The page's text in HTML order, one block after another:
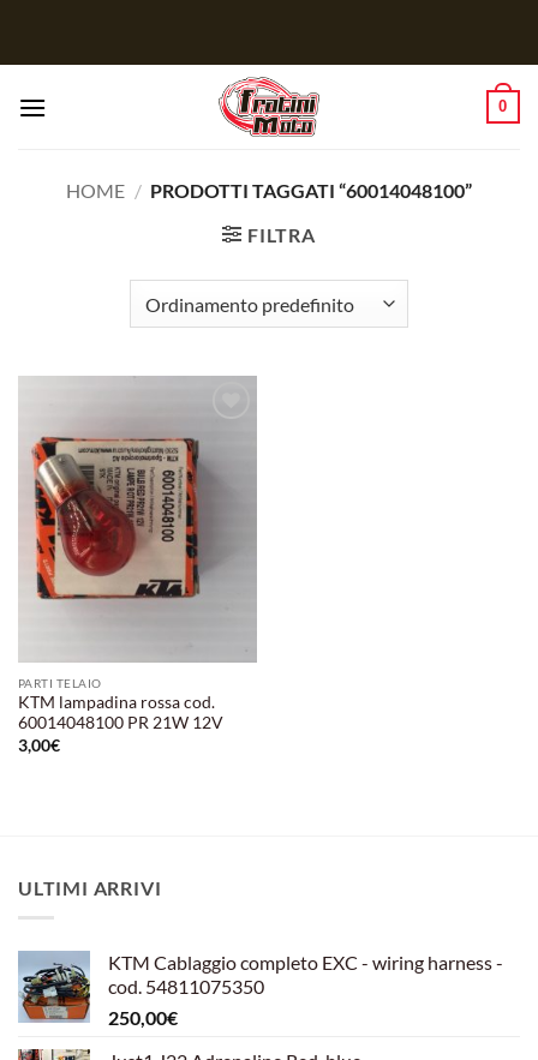
0
HOME / PRODOTTI TAGGATI “60014048100”
FILTRA
Aggiungi
alla lista
desideri
PARTI TELAIO
KTM lampadina rossa cod.
60014048100 PR 21W 12V
3,00€
ULTIMI ARRIVI
KTM Cablaggio completo EXC - wiring harness -
cod. 54811075350
250,00€